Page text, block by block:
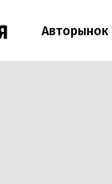
Авторынок